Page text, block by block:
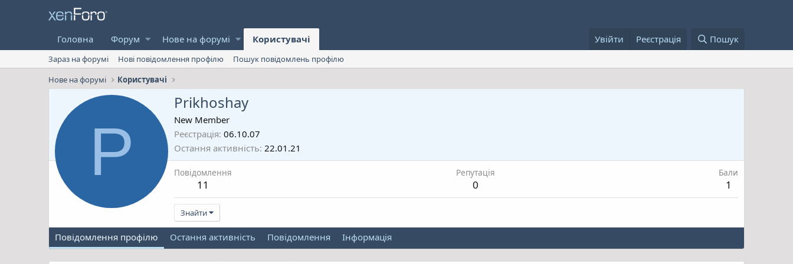
Головна Форум Нове на форумі Користувачі Увійти Реєстрація Пошук
Зараз на форумі Нові повідомлення профілю
Пошук повідомлень профілю
Нове на форумі
Користувачі
P
Prikhoshay
New Member
Реєстрація 06.10.07
Остання активність 22.01.21
Повідомлення
11
Репутація
0
Бали
1
Знайти
Повідомлення профілю Остання активність Повідомлення Інформація